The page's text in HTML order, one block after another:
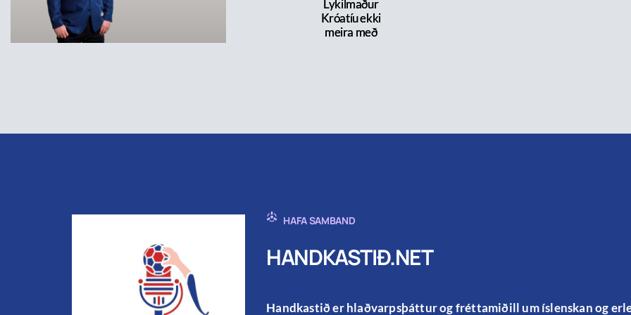
Lykilmaður
Króatíu ekki
meira með
HAFA SAMBAND
HANDKASTIÐ.NET
Handkastið er hlaðvarpsþáttur og fréttamiðill um íslenskan og